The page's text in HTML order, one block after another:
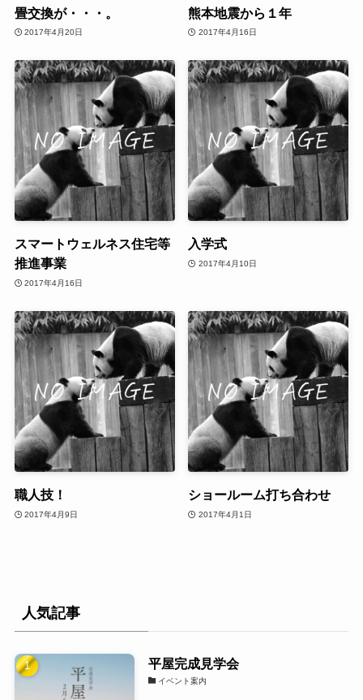
畳交換が・・・。
2017年4月20日
熊本地震から１年
2017年4月16日
スマートウェルネス住宅等
推進事業
2017年4月16日
入学式
2017年4月10日
職人技！
2017年4月9日
ショールーム打ち合わせ
2017年4月1日
人気記事
平屋完成見学会
イベント案内